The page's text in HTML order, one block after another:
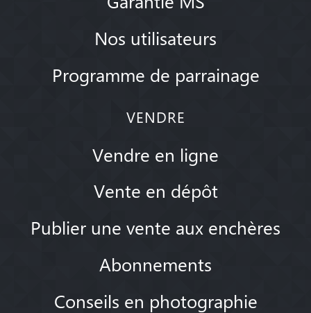
Nos utilisateurs
Programme de parrainage
VENDRE
Vendre en ligne
Vente en dépôt
Publier une vente aux enchères
Abonnements
Conseils en photographie